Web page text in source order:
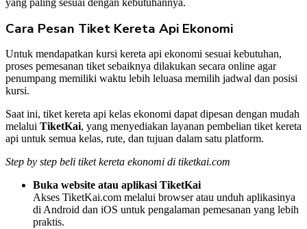
yang paling sesuai dengan kebutuhannya.
Cara Pesan Tiket Kereta Api Ekonomi
Untuk mendapatkan kursi kereta api ekonomi sesuai kebutuhan,
proses pemesanan tiket sebaiknya dilakukan secara online agar
penumpang memiliki waktu lebih leluasa memilih jadwal dan posisi
kursi.
Saat ini, tiket kereta api kelas ekonomi dapat dipesan dengan mudah
melalui TiketKai, yang menyediakan layanan pembelian tiket kereta
api untuk semua kelas, rute, dan tujuan dalam satu platform.
Step by step beli tiket kereta ekonomi di tiketkai.com
Buka website atau aplikasiTiketKai
Akses TiketKai.com melalui browser atau unduh aplikasinya
di Android dan iOS untuk pengalaman pemesanan yang lebih
praktis.